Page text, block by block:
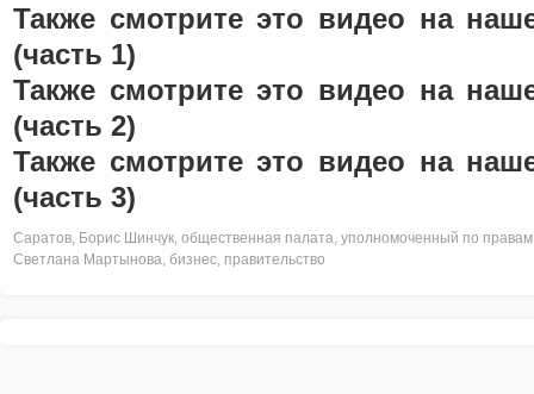
Также смотрите это видео на
(часть 1)
Также смотрите это видео на
(часть 2)
Также смотрите это видео на
(часть 3)
Саратов, Борис Шинчук, общественная палата, уполномоченный по правам
Светлана Мартынова, бизнес, правительство